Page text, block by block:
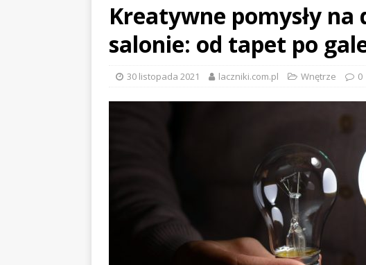
Kreatywne pomysły
salonie: od tapet po
30 listopada 2021 laczniki.com.pl Wnętrze 0